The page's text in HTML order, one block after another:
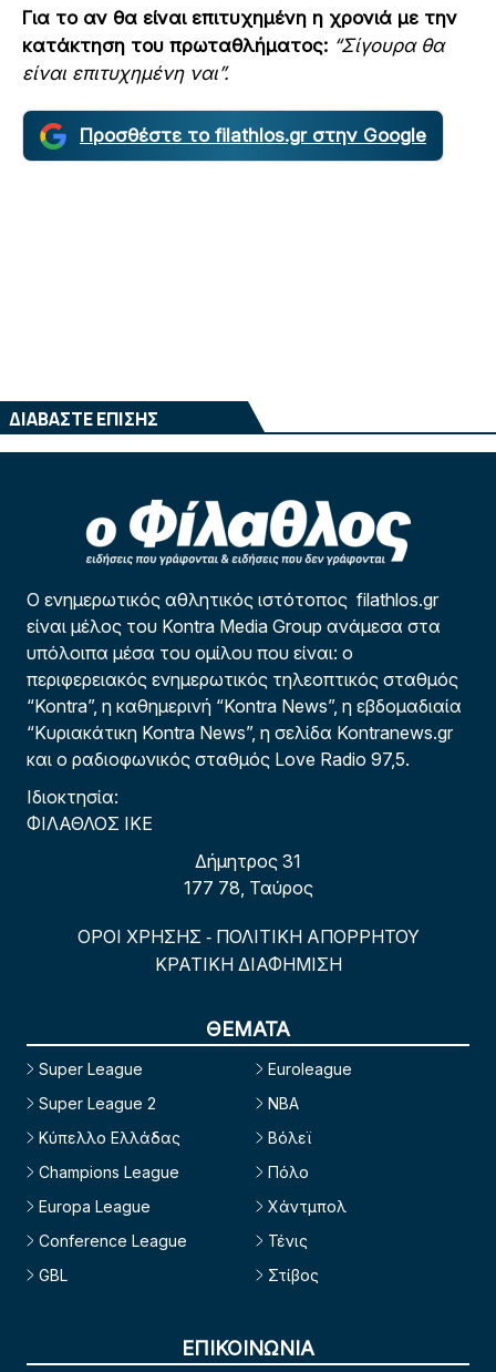
Για το αν θα είναι επιτυχημένη η χρονιά με την
κατάκτηση του πρωταθλήματος: “Σίγουρα θα
είναι επιτυχημένη ναι”.
Προσθέστε το filathlos.gr στην Google
ΔΙΑΒΑΣΤΕ ΕΠΙΣΗΣ
Ο ενημερωτικός αθλητικός ιστότοπος filathlos.gr
είναι μέλος του Kontra Media Group ανάμεσα στα
υπόλοιπα μέσα του ομίλου που είναι: ο
περιφερειακός ενημερωτικός τηλεοπτικός σταθμός
“Kontra”, η καθημερινή “Kontra News”, η εβδομαδιαία
“Κυριακάτικη Kontra News”, η σελίδα Kontranews.gr
και ο ραδιοφωνικός σταθμός Love Radio 97,5.
Ιδιοκτησία:
ΦΙΛΑΘΛΟΣ ΙΚΕ
Δήμητρος 31
177 78, Ταύρος
ΟΡΟΙ ΧΡΗΣΗΣ - ΠΟΛΙΤΙΚΗ ΑΠΟΡΡΗΤΟΥ
ΚΡΑΤΙΚΗ ΔΙΑΦΗΜΙΣΗ
ΘΕΜΑΤΑ
Super League
Super League 2
Κύπελλο Ελλάδας
Champions League
Europa League
Conference League
GBL
Euroleague
NBA
Βόλεϊ
Πόλο
Χάντμπολ
Τένις
Στίβος
ΕΠΙΚΟΙΝΩΝΙΑ